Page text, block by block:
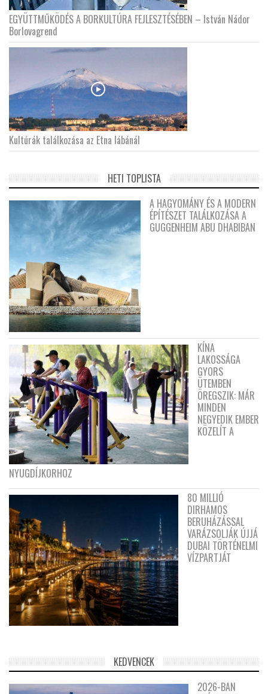
EGYÜTTMŰKÖDÉS A BORKULTÚRA FEJLESZTÉSÉBEN – István Nádor
Borlovagrend
Kultúrák találkozása az Etna lábánál
HETI TOPLISTA
A HAGYOMÁNY ÉS A MODERN
ÉPÍTÉSZET TALÁLKOZÁSA A
GUGGENHEIM ABU DHABIBAN
KÍNA
LAKOSSÁGA
GYORS
ÜTEMBEN
ÖREGSZIK: MÁR
MINDEN
NEGYEDIK EMBER
KÖZELÍT A
NYUGDÍJKORHOZ
80 MILLIÓ
DIRHAMOS
BERUHÁZÁSSAL
VARÁZSOLJÁK ÚJJÁ
DUBAI TÖRTÉNELMI
VÍZPARTJÁT
KEDVENCEK
2026-BAN